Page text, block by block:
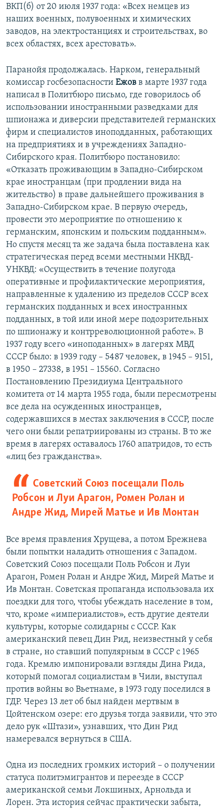
ВКП(б) от 20 июля 1937 года: «Всех немцев из
наших военных, полувоенных и химических
заводов, на электростанциях и строительствах, во
всех областях, всех арестовать».
Паранойя продолжалась. Нарком, генеральный
комиссар госбезопасности Ежов в марте 1937 года
написал в Политбюро письмо, где говорилось об
использовании иностранными разведками для
шпионажа и диверсии представителей германских
фирм и специалистов иноподданных, работающих
на предприятиях и в учреждениях Западно-
Сибирского края. Политбюро постановило:
«Отказать проживающим в Западно-Сибирском
крае иностранцам (при продлении вида на
жительство) в праве дальнейшего проживания в
Западно-Сибирском крае. В первую очередь,
провести это мероприятие по отношению к
германским, японским и польским подданным».
Но спустя месяц та же задача была поставлена как
стратегическая перед всеми местными НКВД-
УНКВД: «Осуществить в течение полугода
оперативные и профилактические мероприятия,
направленные к удалению из пределов СССР всех
германских подданных и всех иностранных
подданных, в той или иной мере подозрительных
по шпионажу и контрреволюционной работе». В
1937 году всего «иноподанных» в лагерях МВД
СССР было: в 1939 году – 5487 человек, в 1945 – 9151,
в 1950 – 27338, в 1951 – 15560. Согласно
Постановлению Президиума Центрального
комитета от 14 марта 1955 года, были пересмотрены
все дела на осужденных иностранцев,
содержавшихся в местах заключения в СССР, после
чего они были репатриированы из страны. В то же
время в лагерях оставалось 1760 апатридов, то есть
«лиц без гражданства».
Советский Союз посещали Поль
Робсон и Луи Арагон, Ромен Ролан и
Андре Жид, Мирей Матье и Ив Монтан
Все время правления Хрущева, а потом Брежнева
были попытки наладить отношения с Западом.
Советский Союз посещали Поль Робсон и Луи
Арагон, Ромен Ролан и Андре Жид, Мирей Матье и
Ив Монтан. Советская пропаганда использовала их
поездки для того, чтобы убеждать население в том,
что, кроме «империалистов», есть другие деятели
культуры, которые солидарны с СССР. Как
американский певец Дин Рид, неизвестный у себя
в стране, но ставший популярным в СССР с 1965
года. Кремлю импонировали взгляды Дина Рида,
который помогал социалистам в Чили, выступал
против войны во Вьетнаме, в 1973 году поселился в
ГДР. Через 13 лет об был найден мертвым в
Цойтенском озере: его друзья тогда заявили, что это
дело рук «Штази», узнавших, что Дин Рид
намеревался вернуться в США.
Одна из последних громких историй – о получении
статуса политэмигрантов и переезде в СССР
американской семьи Локшиных, Арнольда и
Лорен. Эта история сейчас практически забыта,